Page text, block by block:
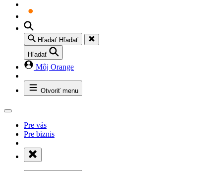
Hľadať Hľadať
Hľadať
Môj Orange
Otvoriť menu
Pre vás
Pre biznis